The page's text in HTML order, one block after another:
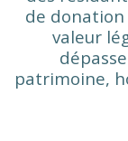
de donation
valeur
patrimoine,